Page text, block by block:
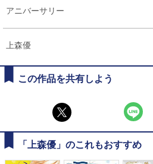
アニバーサリー
上森優
この作品を共有しよう
「上森優」のこれもおすすめ